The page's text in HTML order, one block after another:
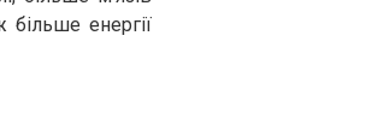
енергії